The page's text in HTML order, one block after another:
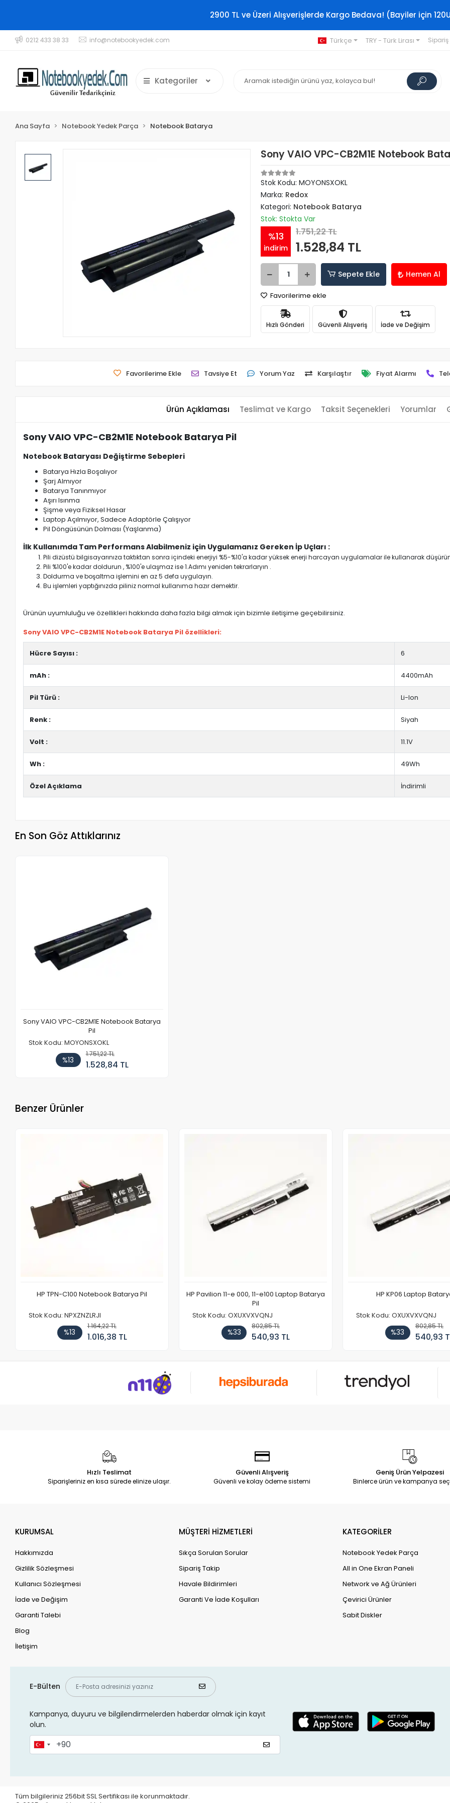
2900 TL ve Üzeri Alışverişlerde Kargo Bedava! (Bayiler için
0212 433 38 33 info@notebookyedek.com Türkçe TRY - Türk Lirası
Kategoriler
Ana Sayfa Notebook Yedek Parça Notebook Batarya
Sony VAIO VPC-CB2M1E Notebook
Stok Kodu: MOYONSXOKL
Marka: Redox
Kategori: Notebook Batarya
Stok: Stokta Var
%13
indirim
1.751,22 TL
1.528,84 TL
Sepete Ekle Hemen Al
Favorilerime ekle
Hızlı Gönderi Güvenli Alışveriş İade ve Değişim
Favorilerime Ekle Tavsiye Et Yorum Yaz Karşılaştır Fiyat Alarmı
Ürün Açıklaması Teslimat ve Kargo Taksit Seçenekleri Yorumlar
Sony VAIO VPC-CB2M1E Notebook Batarya Pil
Notebook Bataryası Değiştirme Sebepleri
Batarya Hızla Boşalıyor
Şarj Almıyor
Batarya Tanınmıyor
Aşırı Isınma
Şişme veya Fiziksel Hasar
Laptop Açılmıyor, Sadece Adaptörle Çalışıyor
Pil Döngüsünün Dolması (Yaşlanma)
İlk Kullanımda Tam Performans Alabilmeniz için Uygulamanız Gereken İp Uçları :
Pili dizüstü bilgisayarınıza taktıktan sonra içindeki enerjiyi %5-%10'a kadar yüksek enerji harcayan uygulamalar ile kullanarak
Pili %100'e kadar doldurun , %100'e ulaşmaz ise 1.Adımı yeniden tekrarlaryın .
Doldurma ve boşaltma işlemini en az 5 defa uygulayın.
Bu işlemleri yaptığınızda piliniz normal kullanıma hazır demektir.
Ürünün uyumluluğu ve özellikleri hakkında daha fazla bilgi almak için bizimle iletişime geçebilirsiniz.
Sony VAIO VPC-CB2M1E Notebook Batarya Pil özellikleri:
Hücre Sayısı : 6
mAh : 4400mAh
Pil Türü : Li-Ion
Renk : Siyah
Volt : 11.1V
Wh : 49Wh
Özel Açıklama İndirimli
En Son Göz Attıklarınız
Sony VAIO VPC-CB2M1E Notebook Batarya
Pil
Stok Kodu: MOYONSXOKL
%13
1.751,22 TL
1.528,84 TL
Benzer Ürünler
HP TPN-C100 Notebook Batarya Pil
Stok Kodu: NPXZNZLRJI
%13
1.164,22 TL
1.016,38 TL
HP Pavilion 11-e 000, 11-e100 Laptop Batarya
Pil
Stok Kodu: OXUXVXVQNJ
%33
802,85 TL
540,93 TL
HP KP06 Laptop
Stok Kodu: OXUXVXVQNJ
%33
802,85 TL
540,93
Hızlı Teslimat
Siparişleriniz en kısa sürede elinize ulaşır.
Güvenli Alışveriş
Güvenli ve kolay ödeme sistemi
Geniş Ürün Yelpazesi
Binlerce ürün ve kampanya
KURUMSAL
Hakkımızda
Gizlilik Sözleşmesi
Kullanıcı Sözleşmesi
İade ve Değişim
Garanti Talebi
Blog
İletişim
MÜŞTERİ HİZMETLERİ
Sıkça Sorulan Sorular
Sipariş Takip
Havale Bildirimleri
Garanti Ve İade Koşulları
KATEGORİLER
Notebook Yedek Parça
All in One Ekran Paneli
Network ve Ağ Ürünleri
Çevirici Ürünler
Sabit Diskler
E-Bülten
Kampanya, duyuru ve bilgilendirmelerden haberdar olmak için kayıt
olun.
Tüm bilgileriniz 256bit SSL Sertifikası ile korunmaktadır.